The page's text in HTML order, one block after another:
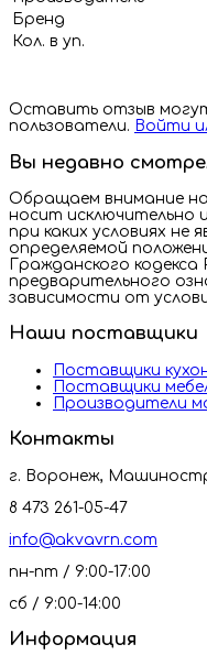
Бренд
Кол. в уп.
Оставить отзыв
пользователи. Войти
Вы недавно
Обращаем внимание
носит исключительно
при каких условиях не
определяемой
Гражданского кодекса
предварительного
зависимости от
Наши поставщики
Поставщики
Поставщики
Производители
Контакты
г. Воронеж,
8 473 261-05-47
info@akvavrn.com
пн-пт / 9:00-17:00
сб / 9:00-14:00
Информация